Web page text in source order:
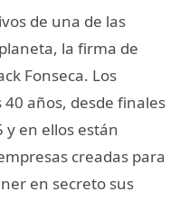
de una de las
la firma de
Fonseca. Los
años, desde finales
y en ellos están
creadas para
en secreto sus